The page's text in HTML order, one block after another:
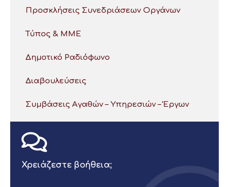
Προσκλήσεις Συνεδριάσεων Οργάνων
Τύπος & ΜΜΕ
Δημοτικό Ραδιόφωνο
Διαβουλεύσεις
Συμβάσεις Αγαθών – Υπηρεσιών – Έργων
Χρειάζεστε βοήθεια;